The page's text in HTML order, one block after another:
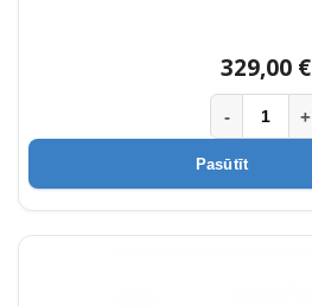
329,00 €
- +
Pasūtīt